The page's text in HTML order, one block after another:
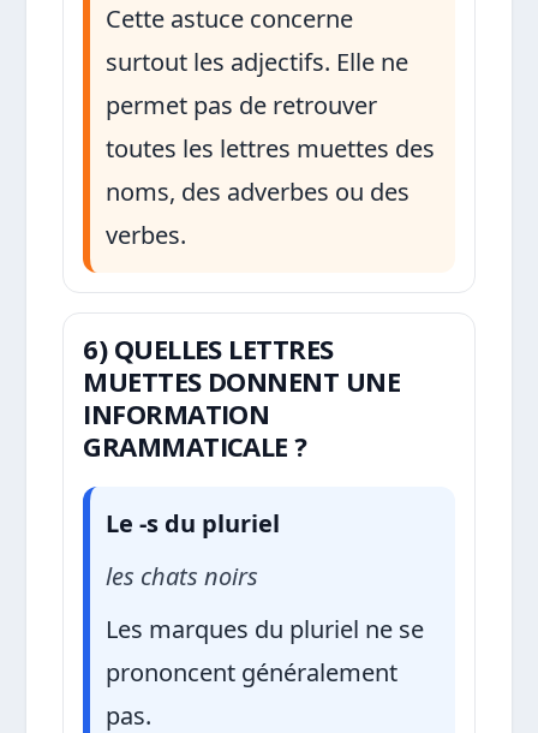
Cette astuce concerne
surtout les adjectifs. Elle ne
permet pas de retrouver
toutes les lettres muettes des
noms, des adverbes ou des
verbes.
6) QUELLES LETTRES
MUETTES DONNENT UNE
INFORMATION
GRAMMATICALE ?
Le -s du pluriel
les chats noirs
Les marques du pluriel ne se
prononcent généralement
pas.